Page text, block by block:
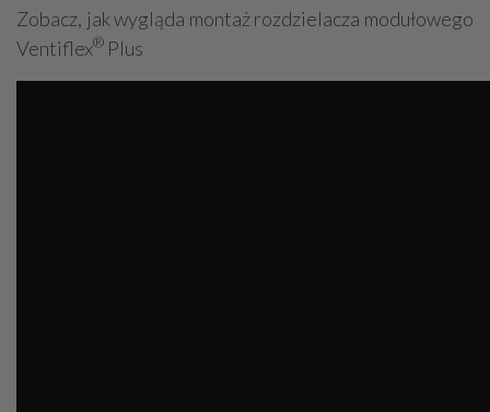
Zobacz, jak wygląda montaż rozdzielacza modułowego
Ventiflex® Plus